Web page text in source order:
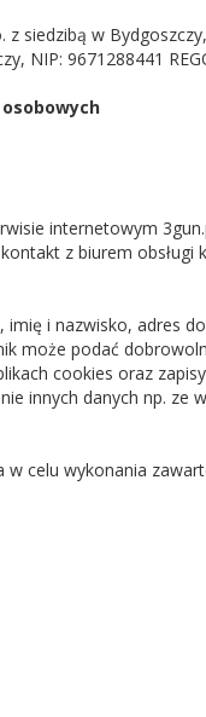
siedzibą w
NIP: 9671288441
internetowym
z biurem obsługi
i nazwisko, adres
może podać
cookies oraz
innych danych np. ze
celu wykonania